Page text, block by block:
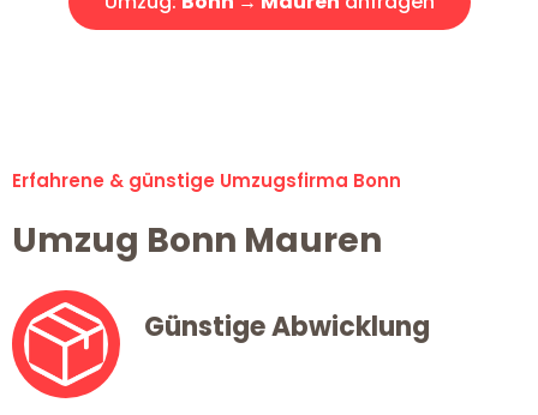
Erfahrene & günstige Umzugsfirma Bonn
Umzug Bonn Mauren
Günstige Abwicklung